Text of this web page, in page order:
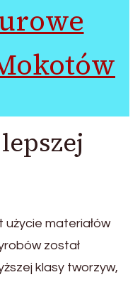
użycie materiałów
został
klasy tworzyw,